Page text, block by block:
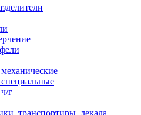
г
транспортиры, лекала